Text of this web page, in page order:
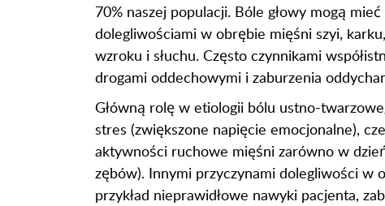
70% naszej populacji. Bóle głowy mogą
dolegliwościami w obrębie mięśni szyi,
wzroku i słuchu. Często czynnikami
drogami oddechowymi i zaburzenia
Główną rolę w etiologii bólu ustno-
stres (zwiększone napięcie emocjonalne),
aktywności ruchowe mięśni zarówno w
zębów). Innymi przyczynami dolegliwości w
przykład nieprawidłowe nawyki pacjenta,